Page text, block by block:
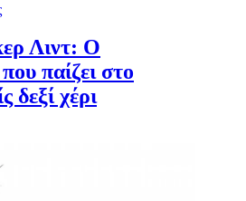
Λιντ: Ο
παίζει στο
δεξί χέρι